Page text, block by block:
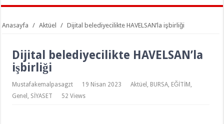
Anasayfa / Aktüel / Dijital belediyecilikte HAVELSAN’la işbirliği
Dijital belediyecilikte HAVELSAN’la
işbirliği
Mustafakemalpasagzt 19 Nisan 2023 Aktüel , BURSA, EĞİTİM ,
Genel , SİYASET 52 Views